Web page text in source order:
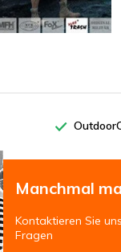
Manchmal
Kontaktieren Sie
Fragen